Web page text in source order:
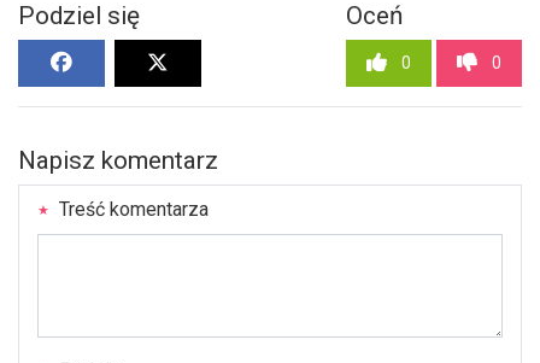
Podziel się Oceń
0 0
Napisz komentarz
Treść komentarza